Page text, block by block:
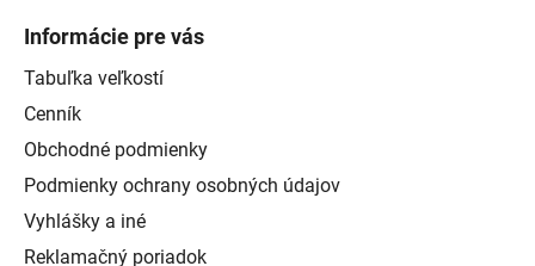
Informácie pre vás
Tabuľka veľkostí
Cenník
Obchodné podmienky
Podmienky ochrany osobných údajov
Vyhlášky a iné
Reklamačný poriadok